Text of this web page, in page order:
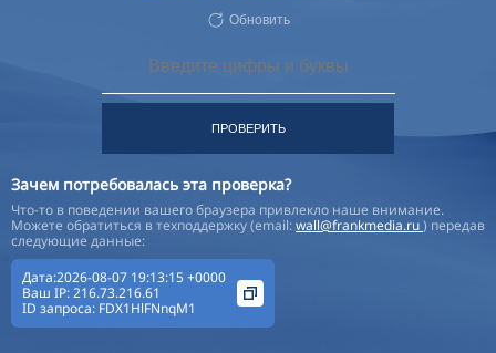
Обновить
ПРОВЕРИТЬ
Зачем потребовалась эта проверка?
Что-то в поведении вашего браузера привлекло наше внимание.
Можете обратиться в техподдержку (email:wall@frankmedia.ru) передав
следующие данные:
Дата:2026-08-07 19:13:15 +0000
Ваш IP:216.73.216.61
ID запроса: FDX1HlFNnqM1